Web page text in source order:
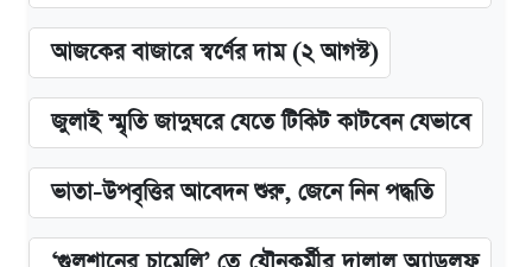
আজকের বাজারে স্বর্ণের দাম (২ আগস্ট)
জুলাই স্মৃতি জাদুঘরে যেতে টিকিট কাটবেন যেভাবে
ভাতা-উপবৃত্তির আবেদন শুরু, জেনে নিন পদ্ধতি